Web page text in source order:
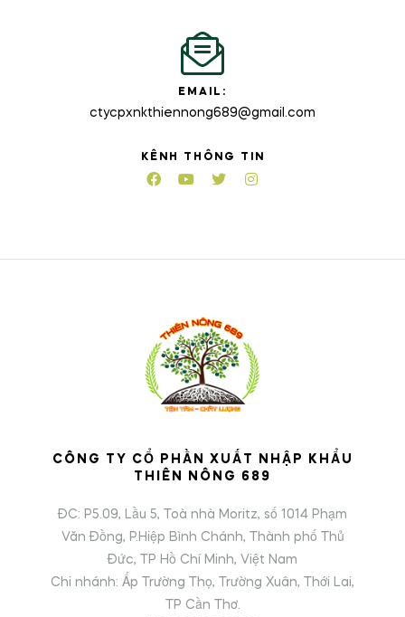
EMAIL:
ctycpxnkthiennong689@gmail.com
KÊNH THÔNG TIN
CÔNG TY CỔ PHẦN XUẤT NHẬP KHẨU
THIÊN NÔNG 689
ĐC: P5.09, Lầu 5, Toà nhà Moritz, số 1014 Phạm
Văn Đồng, P.Hiệp Bình Chánh, Thành phố Thủ
Đức, TP Hồ Chí Minh, Việt Nam
Chi nhánh: Ấp Trường Thọ, Trường Xuân, Thới Lai,
TP Cần Thơ.